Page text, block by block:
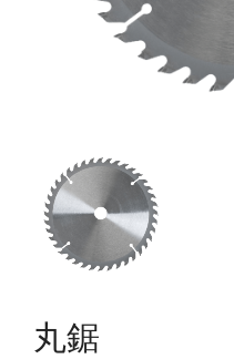
丸鋸
FAQ
お問い合わせ